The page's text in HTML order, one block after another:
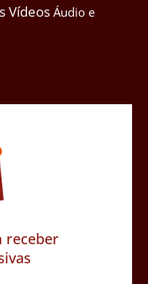
Vídeos Áudio e
receber